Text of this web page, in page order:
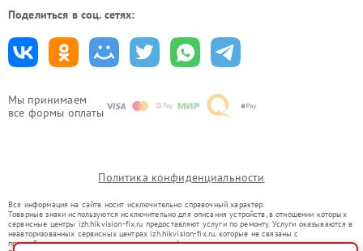
Мы принимаем
все формы оплаты
Поделиться в соц. сетях:
Политика конфиденциальности
Вся информация на сайте носит исключительно справочный характер.
Товарные знаки используются исключительно для описания устройств, в отношении которых
сервисные центры izh.hikvision-fix.ru предоставляют услуги по ремонту. Услуги оказываются в
неавторизованных сервисных центрах izh.hikvision-fix.ru, которые не связаны с
правообладателями товарных знаков или их официальными представителями.